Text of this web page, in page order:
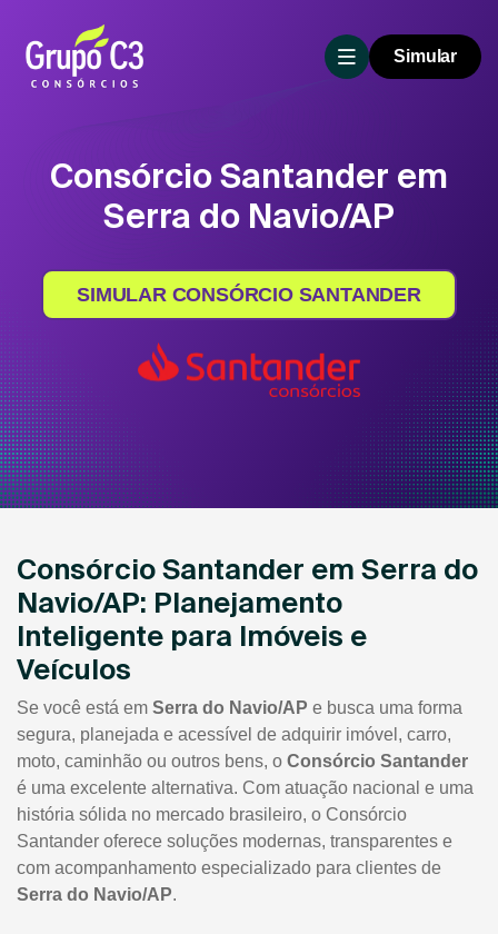
Simular
Consórcio Santander em
Serra do Navio/AP
SIMULAR CONSÓRCIO SANTANDER
Consórcio Santander em Serra do
Navio/AP: Planejamento
Inteligente para Imóveis e
Veículos
Se você está em Serra do Navio/AP e busca uma forma
segura, planejada e acessível de adquirir imóvel, carro,
moto, caminhão ou outros bens, o Consórcio Santander
é uma excelente alternativa. Com atuação nacional e uma
história sólida no mercado brasileiro, o Consórcio
Santander oferece soluções modernas, transparentes e
com acompanhamento especializado para clientes de
Serra do Navio/AP.